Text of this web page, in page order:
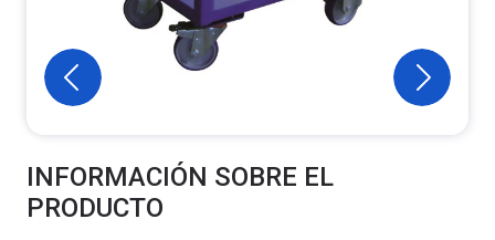
INFORMACIÓN SOBRE EL
PRODUCTO